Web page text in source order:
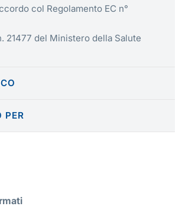
col Regolamento EC n°
21477 del Ministero della Salute
PER